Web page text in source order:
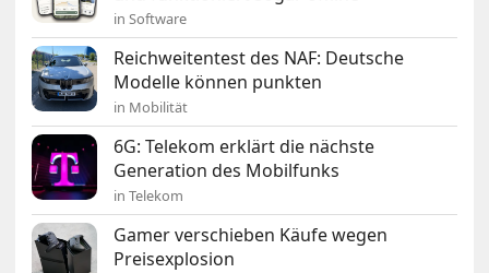
in Software
Reichweitentest des NAF: Deutsche
Modelle können punkten
in Mobilität
6G: Telekom erklärt die nächste
Generation des Mobilfunks
in Telekom
Gamer verschieben Käufe wegen
Preisexplosion